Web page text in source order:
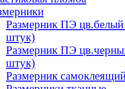
Размерник ПЭ цв.белый
штук)
Размерник ПЭ
штук)
Размерник